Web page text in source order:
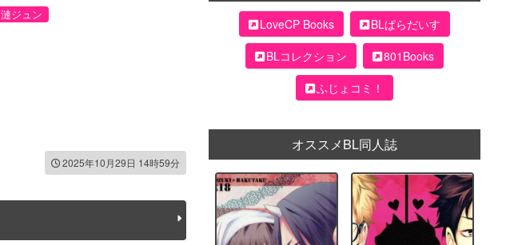
漣ジュン
2025年10月29日 14時59分
LoveCP Books
BLぱらだいす
BLコレクション
801Books
ふじょコミ！
オススメBL同人誌